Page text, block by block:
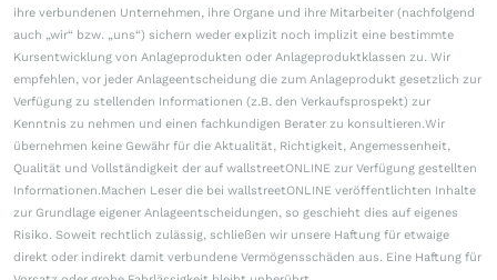
ihre verbundenen Unternehmen, ihre Organe und ihre Mitarbeiter (nachfolgend
auch „wir“ bzw. „uns“) sichern weder explizit noch implizit eine bestimmte
Kursentwicklung von Anlageprodukten oder Anlageproduktklassen zu. Wir
empfehlen, vor jeder Anlageentscheidung die zum Anlageprodukt gesetzlich zur
Verfügung zu stellenden Informationen (z.B. den Verkaufsprospekt) zur
Kenntnis zu nehmen und einen fachkundigen Berater zu konsultieren.Wir
übernehmen keine Gewähr für die Aktualität, Richtigkeit, Angemessenheit,
Qualität und Vollständigkeit der auf wallstreetONLINE zur Verfügung gestellten
Informationen.Machen Leser die bei wallstreetONLINE veröffentlichten Inhalte
zur Grundlage eigener Anlageentscheidungen, so geschieht dies auf eigenes
Risiko. Soweit rechtlich zulässig, schließen wir unsere Haftung für etwaige
direkt oder indirekt damit verbundene Vermögensschäden aus. Eine Haftung für